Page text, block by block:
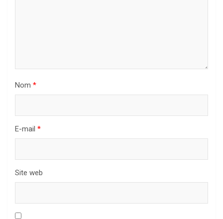
Nom *
E-mail *
Site web